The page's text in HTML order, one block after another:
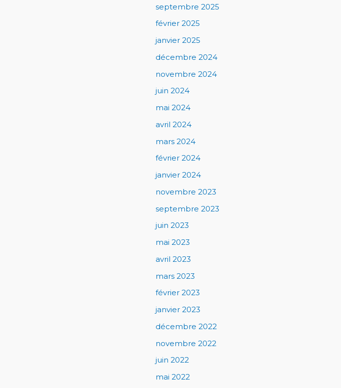
septembre 2025
février 2025
janvier 2025
décembre 2024
novembre 2024
juin 2024
mai 2024
avril 2024
mars 2024
février 2024
janvier 2024
novembre 2023
septembre 2023
juin 2023
mai 2023
avril 2023
mars 2023
février 2023
janvier 2023
décembre 2022
novembre 2022
juin 2022
mai 2022